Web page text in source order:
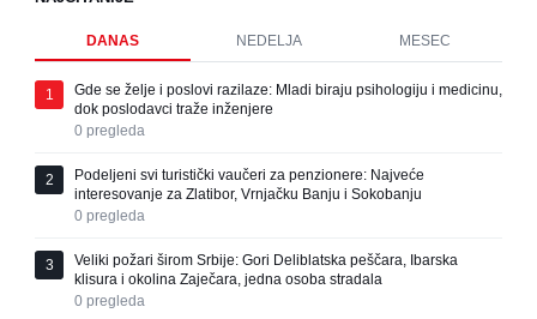
DANAS NEDELJA MESEC
1
Gde se želje i poslovi razilaze: Mladi biraju psihologiju i medicinu,
dok poslodavci traže inženjere
0 pregleda
2
Podeljeni svi turistički vaučeri za penzionere: Najveće
interesovanje za Zlatibor, Vrnjačku Banju i Sokobanju
0 pregleda
3
Veliki požari širom Srbije: Gori Deliblatska peščara, Ibarska
klisura i okolina Zaječara, jedna osoba stradala
0 pregleda